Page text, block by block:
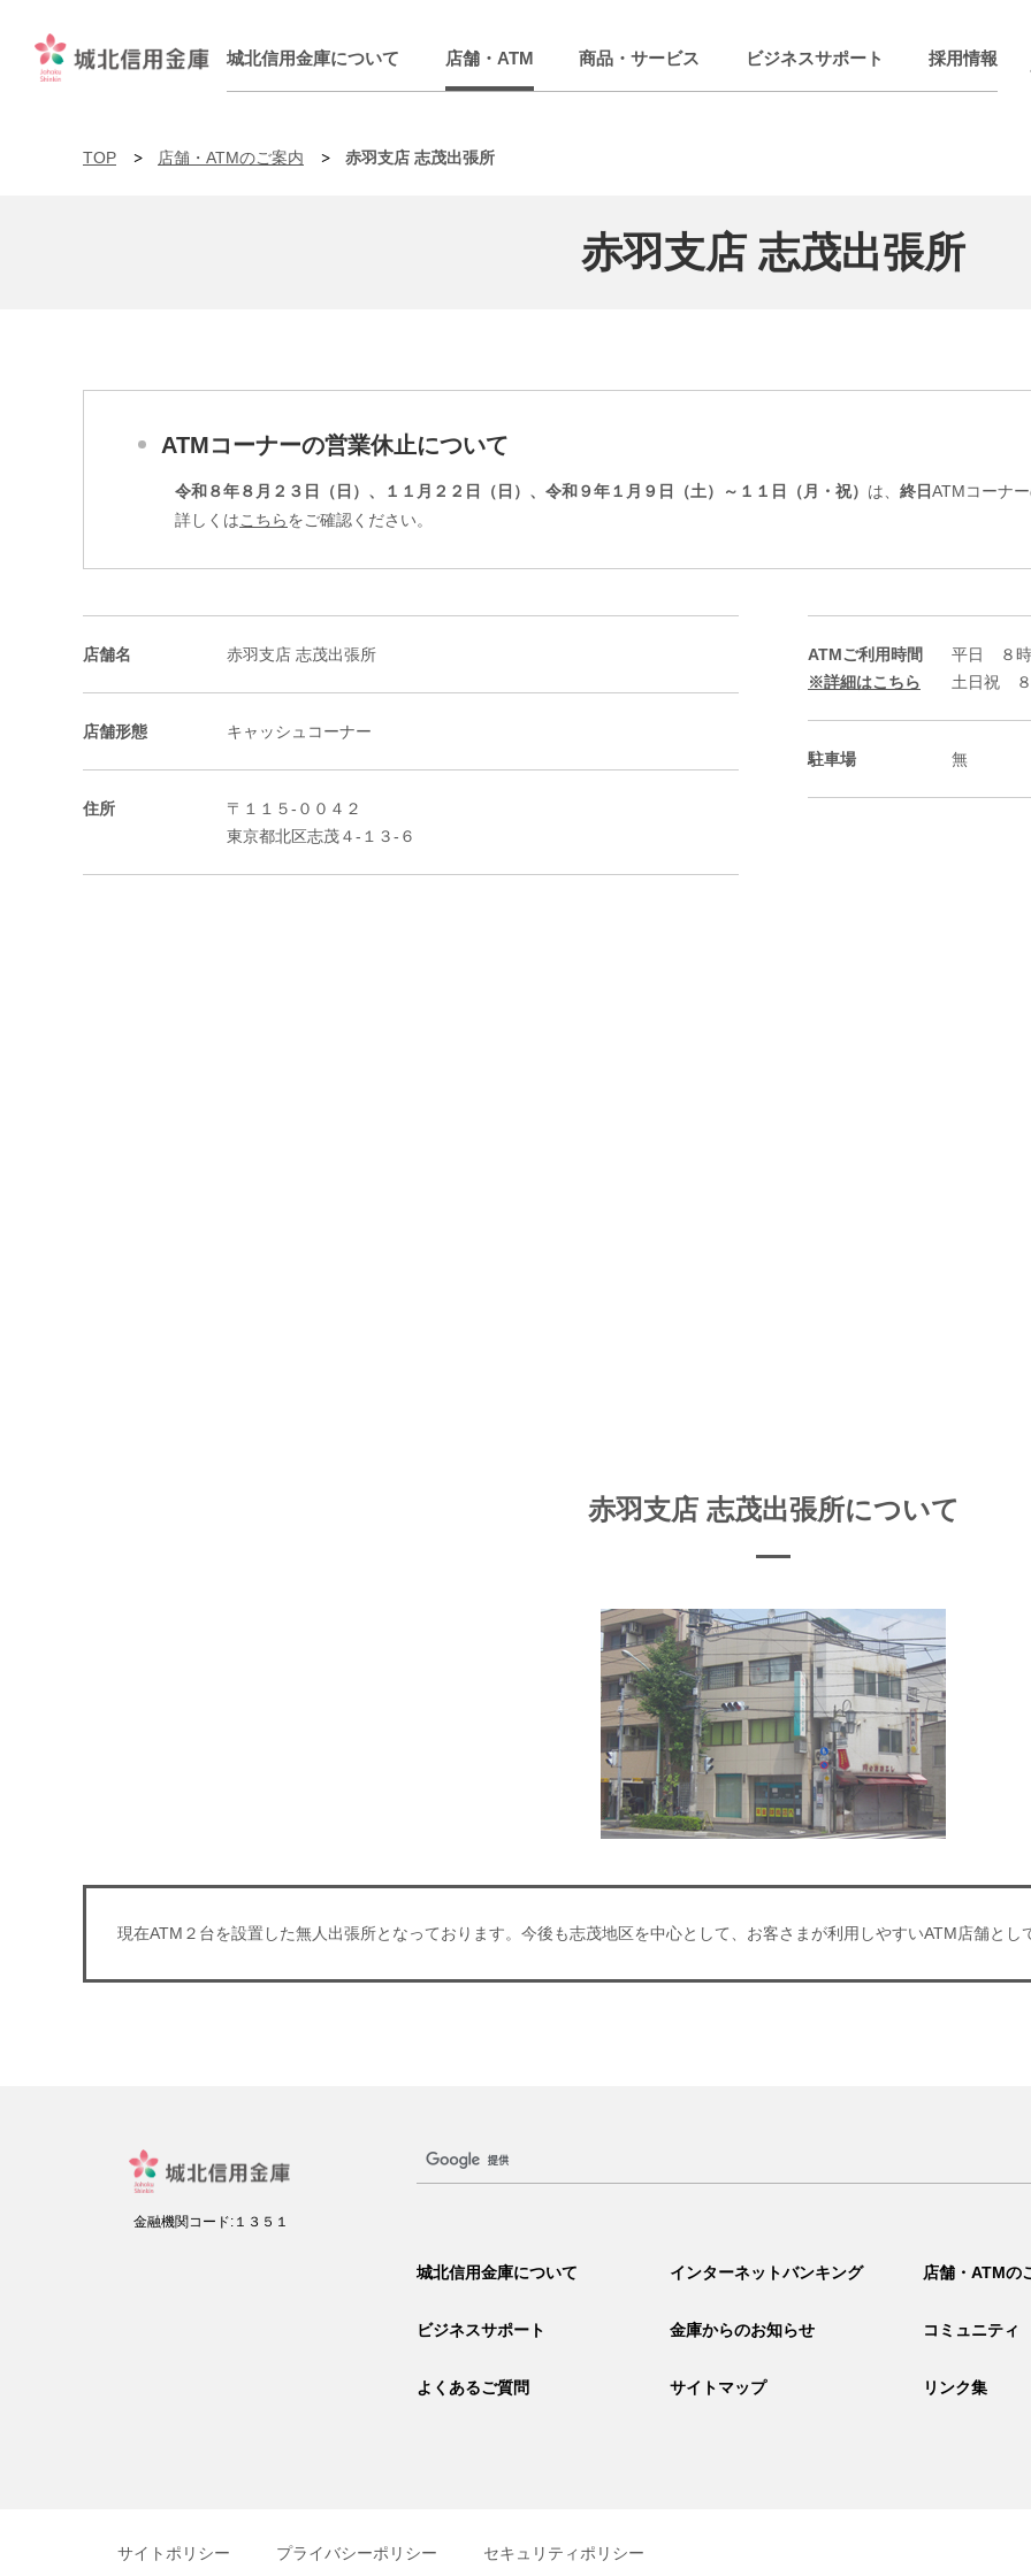
城北信用金庫について 店舗・ATM 商品・サービス ビジネスサポート 採用情報
TOP 店舗・ATMのご案内 赤羽支店 志茂出張所
赤羽支店 志茂出張所
ATMコーナーの営業休止について
令和８年８月２３日（日）、１１月２２日（日）、令和９年１月９日（土）～１１日（月・祝） は、 終日ATMコーナ
詳しくはこちらをご確認ください。
店舗名 赤羽支店 志茂出張所
店舗形態 キャッシュコーナー
住所
〒１１５-００４２
東京都北区志茂４-１３-６
ATMご利用時間
※詳細はこちら
平日 ８
土日祝 ８
駐車場 無
赤羽支店 志茂出張所について
現在ATM２台を設置した無人出張所となっております。今後も志茂地区を中心として、お客さまが利用しやすいATM店舗とし
金融機関コード:１３５１
城北信用金庫について インターネットバンキング 店舗・ATMの
ビジネスサポート 金庫からのお知らせ コミュニティ
よくあるご質問 サイトマップ リンク集
サイトポリシー プライバシーポリシー セキュリティポリシー